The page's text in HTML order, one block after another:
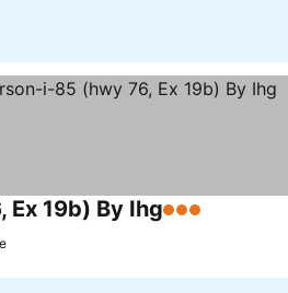
19b) By Ihg3 Étoiles